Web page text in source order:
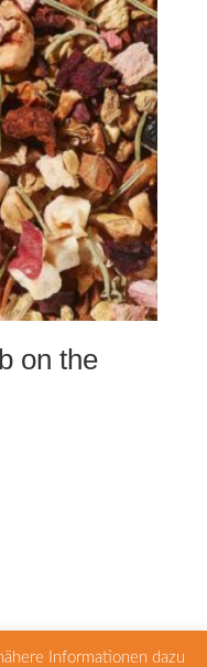
on the
Informationen dazu